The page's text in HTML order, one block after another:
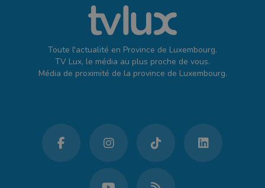
Toute l'actualité en Province de Luxembourg.
TV Lux, le média au plus proche de vous.
Média de proximité de la province de Luxembourg.